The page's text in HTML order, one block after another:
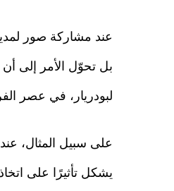
عند مشاركة صور
بل تحوّل الأمر إلى
لبودريار، في عصر
على سبيل المثال،
يشكل تأثيرًا على